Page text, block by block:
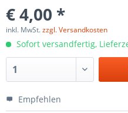
€ 4,00 *
inkl. MwSt.zzgl. Versandkosten
Sofort versandfertig,
Empfehlen